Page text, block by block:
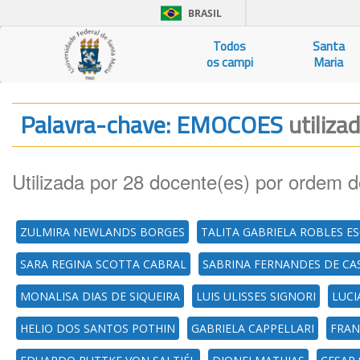
BRASIL
Todos
os campi
Santa
Maria
Palavra-chave: EMOCOES
Utilizada por 28 docente(es) por ordem
ZULMIRA NEWLANDS BORGES TALITA GABRIELA ROBLES
SARA REGINA SCOTTA CABRAL SABRINA FERNANDES DE
MONALISA DIAS DE SIQUEIRA LUIS ULISSES SIGNORI
HELIO DOS SANTOS POTHIN GABRIELA CAPPELLARI